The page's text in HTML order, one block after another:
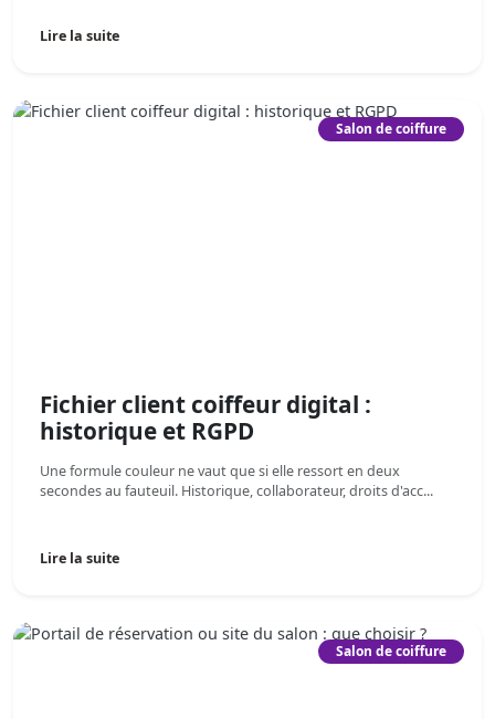
Lire la suite
Salon de coiffure
Fichier client coiffeur digital :
historique et RGPD
Une formule couleur ne vaut que si elle ressort en deux
secondes au fauteuil. Historique, collaborateur, droits d'acc...
Lire la suite
Salon de coiffure